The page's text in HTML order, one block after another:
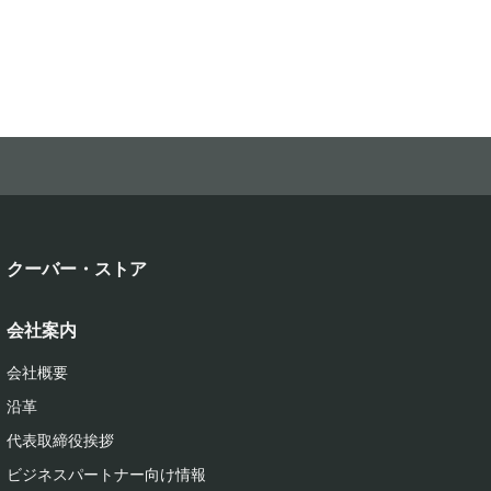
クーバー・ストア
会社案内
会社概要
沿革
代表取締役挨拶
ビジネスパートナー向け情報